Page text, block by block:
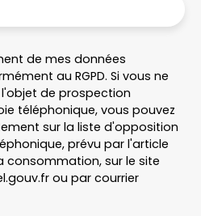
de mes données
au RGPD. Si vous ne
de prospection
téléphonique, vous pouvez
sur la liste d'opposition
prévu par l'article
consommation, sur le site
ou par courrier